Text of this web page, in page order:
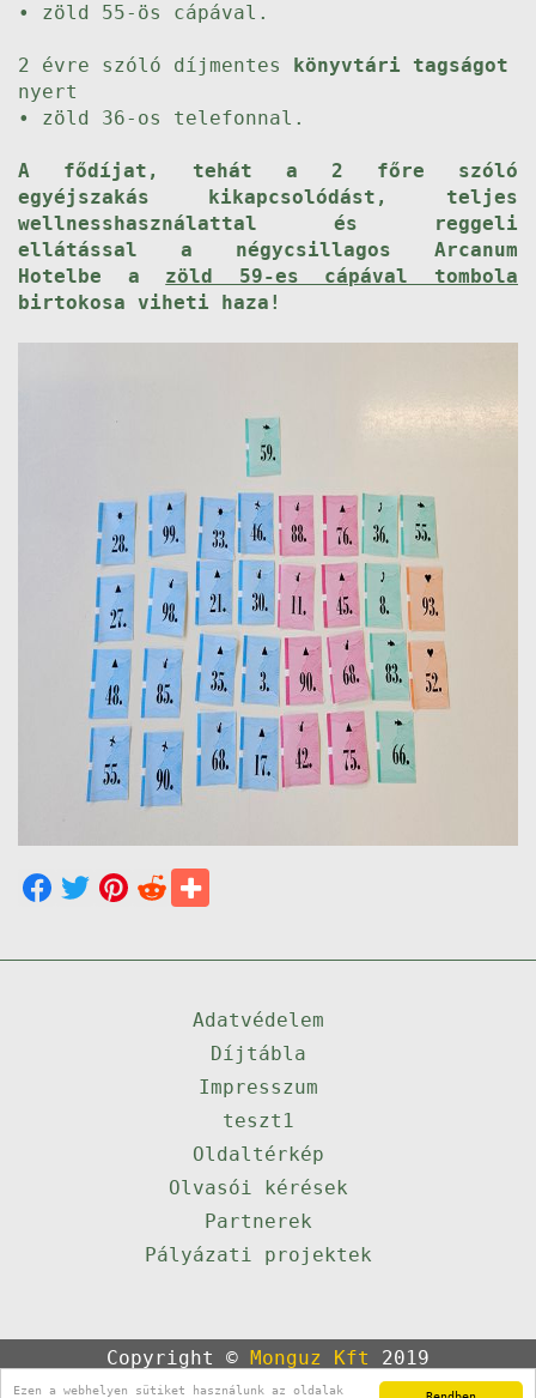
Ezen a webhelyen sütiket használunk az oldalak
• zöld 55-ös cápával.
2 évre szóló díjmentes könyvtári tagságot
nyert
• zöld 36-os telefonnal.
A fődíjat, tehát a 2 főre szóló
egyéjszakás kikapcsolódást, teljes
wellnesshasználattal és reggeli
ellátással a négycsillagos Arcanum
Hotelbe a zöld 59-es cápával tombola
birtokosa viheti haza!
Adatvédelem
Díjtábla
Impresszum
teszt1
Oldaltérkép
Olvasói kérések
Partnerek
Pályázati projektek
Copyright © Monguz Kft
2019
Powered byQulto